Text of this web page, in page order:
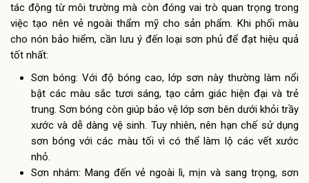
tác động từ môi trường mà còn đóng vai trò quan trọng trong
việc tạo nên vẻ ngoài thẩm mỹ cho sản phẩm. Khi phối màu
cho nón bảo hiểm, cần lưu ý đến loại sơn phủ để đạt hiệu quả
tốt nhất:
Sơn bóng: Với độ bóng cao, lớp sơn này thường làm nổi
bật các màu sắc tươi sáng, tạo cảm giác hiện đại và trẻ
trung. Sơn bóng còn giúp bảo vệ lớp sơn bên dưới khỏi trầy
xước và dễ dàng vệ sinh. Tuy nhiên, nên hạn chế sử dụng
sơn bóng với các màu tối vì có thể làm lộ các vết xước
nhỏ.
Sơn nhám: Mang đến vẻ ngoài lì, mịn và sang trọng, sơn